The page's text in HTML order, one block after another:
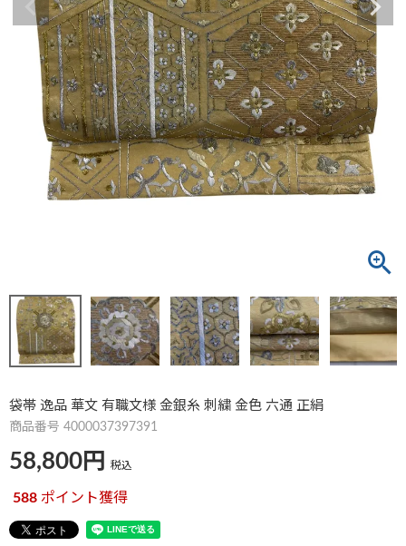
袋帯 逸品 華文 有職文様 金銀糸 刺繍 金色 六通 正絹
商品番号 4000037397391
58,800 税込
588 ポイント獲得